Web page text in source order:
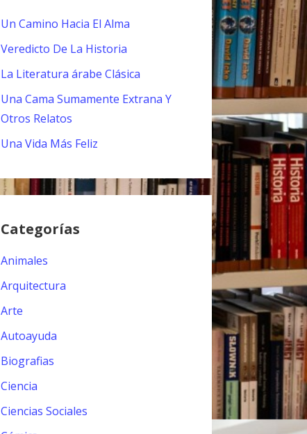
Un Camino Hacia El Alma
Veredicto De La Historia
La Literatura árabe Clásica
Una Cama Sumamente Extrana Y
Otros Relatos
Una Vida Más Feliz
Categorías
Animales
Arquitectura
Arte
Autoayuda
Biografias
Ciencia
Ciencias Sociales